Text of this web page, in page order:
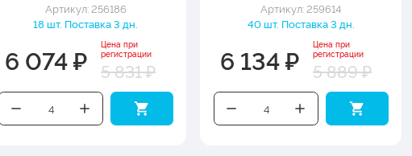
Артикул: 256186
18 шт. Поставка 3 дн.
6 074 ₽
Цена при
регистрации
5 831 ₽
Артикул: 259614
40 шт. Поставка 3 дн.
6 134 ₽
Цена при
регистрации
5 889 ₽